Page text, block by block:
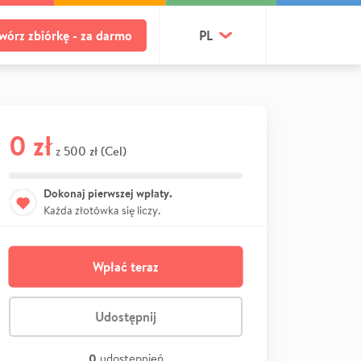
zbiórkę - za darmo PL
0 zł z 500 zł (Cel)
Dokonaj pierwszej wpłaty.
Każda złotówka się liczy.
Wpłać teraz
Udostępnij